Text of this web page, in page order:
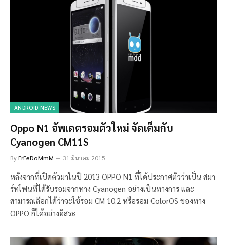
ANDROID NEWS
Oppo N1 อัพเดตรอมตัวใหม่ จัดเต็มกับ
Cyanogen CM11S
ByFrEeDoMmM 31 มีนาคม 2015
หลังจากที่เปิดตัวมาในปี 2013 OPPO N1 ที่ได้ประกาศตัวว่าเป็น สมา
ร์ทโฟนที่ได้รับรอมจากทาง Cyanogen อย่างเป็นทางการ และ
สามารถเลือกได้ว่าจะใช้รอม CM 10.2 หรือรอม ColorOS ของทาง
OPPO ก็ได้อย่างอิสระ